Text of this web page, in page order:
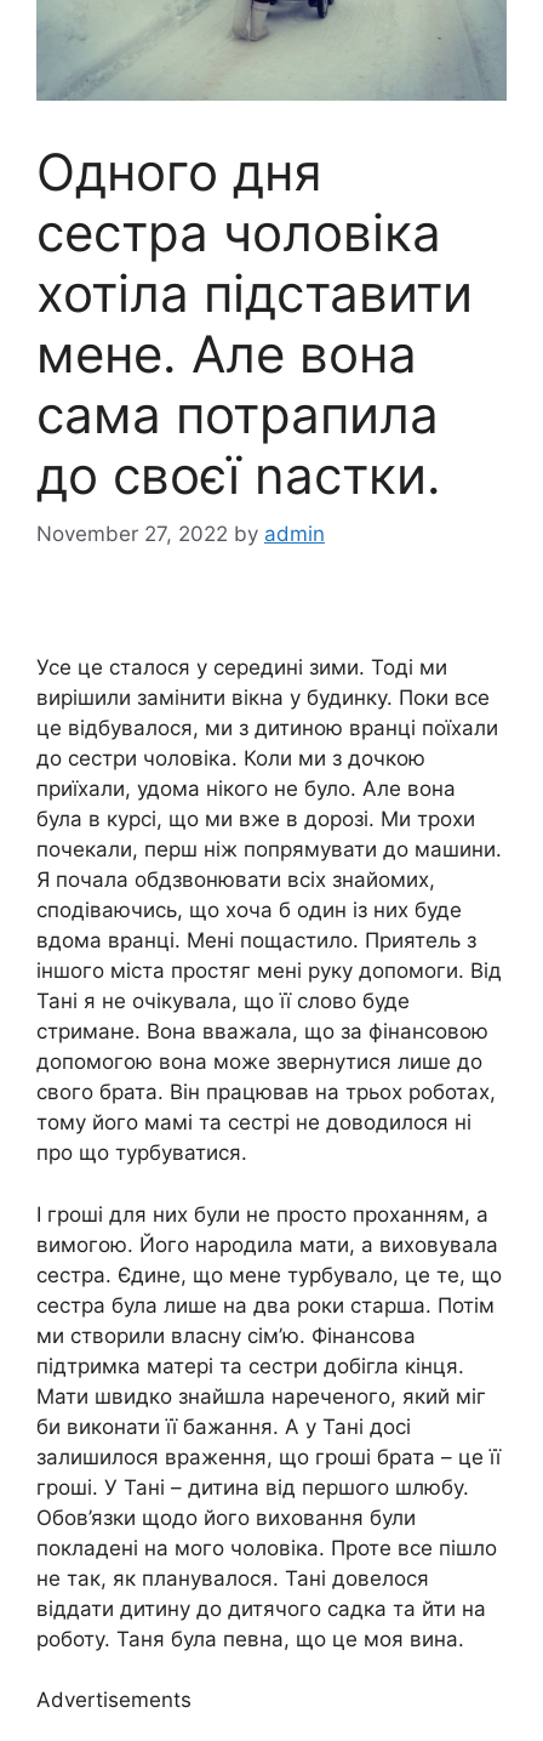
Одного дня
сестра чоловіка
хотіла підставити
мене. Але вона
сама потрапила
до своєї nастки.
November 27, 2022 by admin
Усе це сталося у середині зими. Тоді ми
вирішили замінити вікна у будинку. Поки все
це відбувалося, ми з дитиною вранці поїхали
до сестри чоловіка. Коли ми з дочкою
приїхали, удома нікого не було. Але вона
була в курсі, що ми вже в дорозі. Ми трохи
почекали, перш ніж попрямувати до машини.
Я почала обдзвонювати всіх знайомих,
сподіваючись, що хоча б один із них буде
вдома вранці. Мені пощастило. Приятель з
іншого міста простяг мені руку допомоги. Від
Тані я не очікувала, що її слово буде
стримане. Вона вважала, що за фінансовою
допомогою вона може звернутися лише до
свого брата. Він працював на трьох роботах,
тому його мамі та сестрі не доводилося ні
про що турбуватися.
І гроші для них були не просто проханням, а
вимогою. Його народила мати, а виховувала
сестра. Єдине, що мене турбувало, це те, що
сестра була лише на два роки старша. Потім
ми створили власну сім’ю. Фінансова
підтримка матері та сестри добігла кінця.
Мати швидко знайшла нареченого, який міг
би виконати її бажання. А у Тані досі
залишилося враження, що гроші брата – це її
гроші. У Тані – дитина від першого шлюбу.
Обов’язки щодо його виховання були
покладені на мого чоловіка. Проте все пішло
не так, як планувалося. Тані довелося
віддати дитину до дитячого садка та йти на
роботу. Таня була певна, що це моя вина.
Advertisements